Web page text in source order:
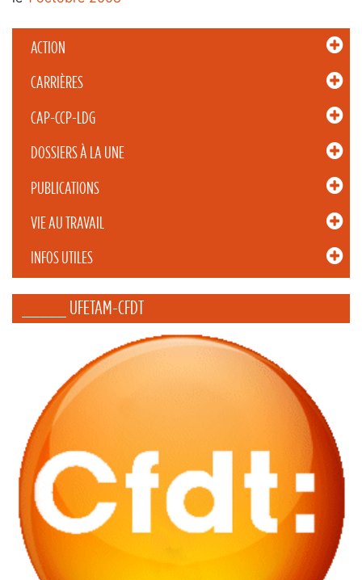
ACTION
CARRIÈRES
CAP-CCP-LDG
DOSSIERS À LA UNE
PUBLICATIONS
VIE AU TRAVAIL
INFOS UTILES
_____ UFETAM-CFDT